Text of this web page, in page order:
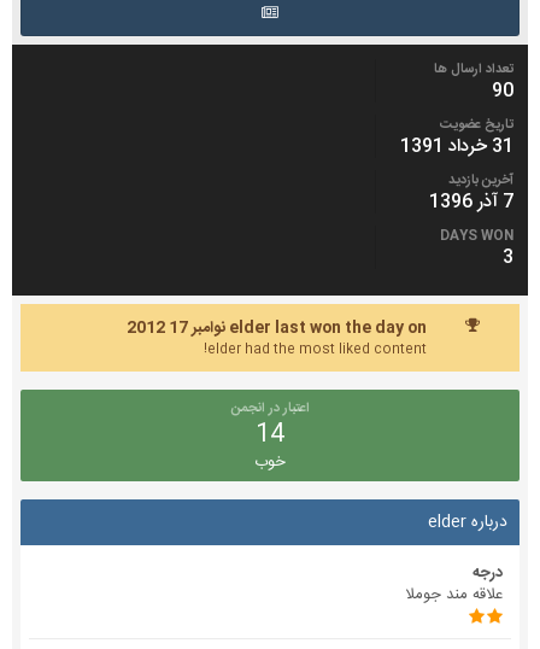
تعداد ارسال ها
90
تاریخ عضویت
31 خرداد 1391
آخرین بازدید
7 آذر 1396
DAYS WON
3
elder last won the day on نوامبر 17 2012
elder had the most liked content!
اعتبار در انجمن
14
خوب
درباره elder
درجه
علاقه مند جوملا